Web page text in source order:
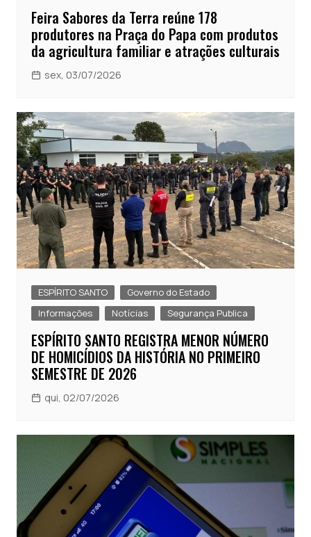
Feira Sabores da Terra reúne 178
produtores na Praça do Papa com produtos
da agricultura familiar e atrações culturais
sex, 03/07/2026
ESPÍRITO SANTO
Governo do Estado
Informações
Notícias Segurança Publica
ESPÍRITO SANTO REGISTRA MENOR NÚMERO
DE HOMICÍDIOS DA HISTÓRIA NO PRIMEIRO
SEMESTRE DE 2026
qui, 02/07/2026